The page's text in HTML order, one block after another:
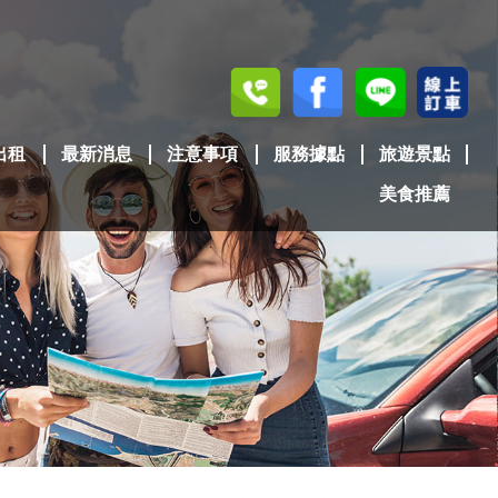
租 最新消息 注意事項 服務據點 旅遊景點
美食推薦